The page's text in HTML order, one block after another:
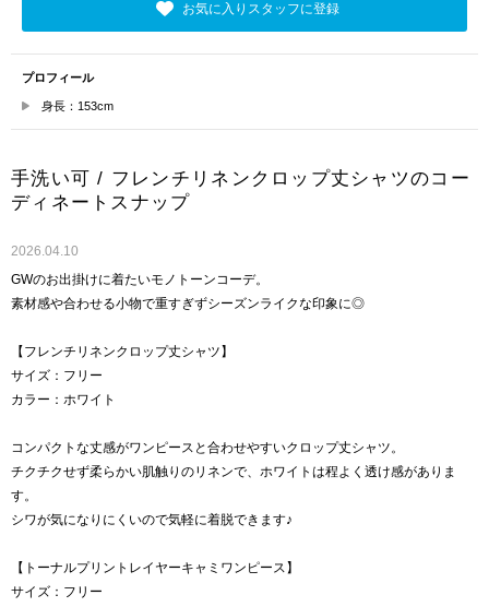
お気に入りスタッフに登録
プロフィール
身長：153cm
手洗い可 / フレンチリネンクロップ丈シャツのコー
ディネートスナップ
2026.04.10
GWのお出掛けに着たいモノトーンコーデ。
素材感や合わせる小物で重すぎずシーズンライクな印象に◎
【フレンチリネンクロップ丈シャツ】
サイズ：フリー
カラー：ホワイト
コンパクトな丈感がワンピースと合わせやすいクロップ丈シャツ。
チクチクせず柔らかい肌触りのリネンで、ホワイトは程よく透け感がありま
す。
シワが気になりにくいので気軽に着脱できます♪
【トーナルプリントレイヤーキャミワンピース】
サイズ：フリー